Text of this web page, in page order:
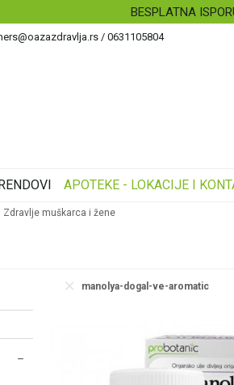
BESPLATNA
/ 0631105804
APOTEKE - LOKACIJE I
Zdravlje muškarca i žene
manolya-dogal-ve-aromatic